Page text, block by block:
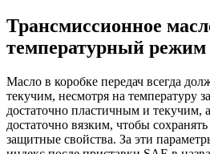
Трансмиссионное
температурный режим
Масло в коробке передач всегда
текучим, несмотря на температуру
достаточно пластичным и текучим,
достаточно вязким, чтобы
защитные свойства. За эти